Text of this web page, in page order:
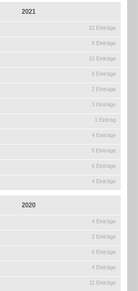
2021
22 Einträge
8 Einträge
10 Einträge
8 Einträge
2 Einträge
3 Einträge
1 Eintrag
4 Einträge
5 Einträge
6 Einträge
4 Einträge
2020
4 Einträge
2 Einträge
6 Einträge
4 Einträge
11 Einträge